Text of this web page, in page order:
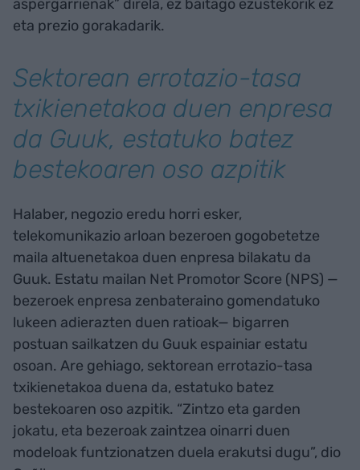
aspergarrienak” direla, ez baitago ezustekorik ez
eta prezio gorakadarik.
Sektorean errotazio-tasa
txikienetakoa duen enpresa
da Guuk, estatuko batez
bestekoaren oso azpitik
Halaber, negozio eredu horri esker,
telekomunikazio arloan bezeroen gogobetetze
maila altuenetakoa duen enpresa bilakatu da
Guuk. Estatu mailan Net Promotor Score (NPS) —
bezeroek enpresa zenbateraino gomendatuko
lukeen adierazten duen ratioak— bigarren
postuan sailkatzen du Guuk espainiar estatu
osoan. Are gehiago, sektorean errotazio-tasa
txikienetakoa duena da, estatuko batez
bestekoaren oso azpitik. “Zintzo eta garden
jokatu, eta bezeroak zaintzea oinarri duen
modeloak funtzionatzen duela erakutsi dugu”, dio